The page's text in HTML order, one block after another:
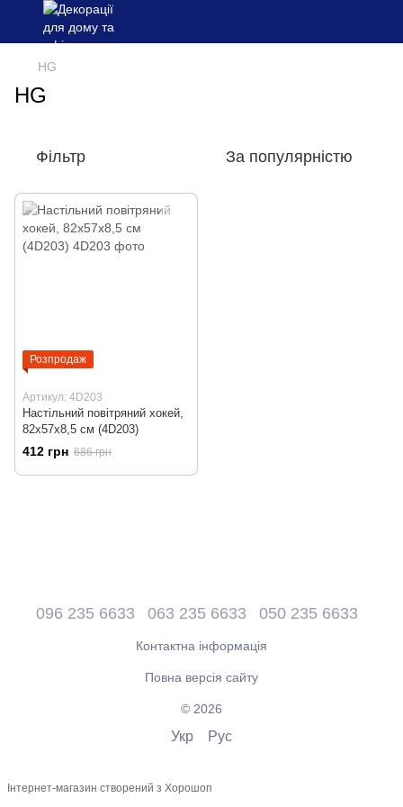
HG
HG
Фільтр За популярністю
Розпродаж
Артикул: 4D203
Настільний повітряний хокей,
82x57x8,5 см (4D203)
412 грн 686 грн
096 235 6633 063 235 6633 050 235 6633
Контактна інформація
Повна версія сайту
© 2026
Укр Рус
Інтернет-магазин створений з Хорошоп